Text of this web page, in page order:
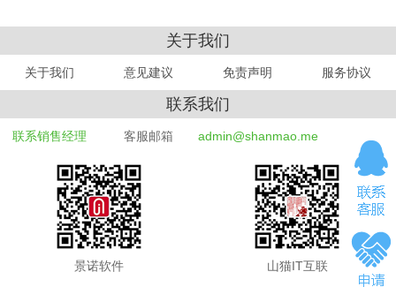
关于我们
关于我们 意见建议 免责声明 服务协议
联系我们
联系销售经理 客服邮箱 admin@shanmao.me
景诺软件 山猫IT互联